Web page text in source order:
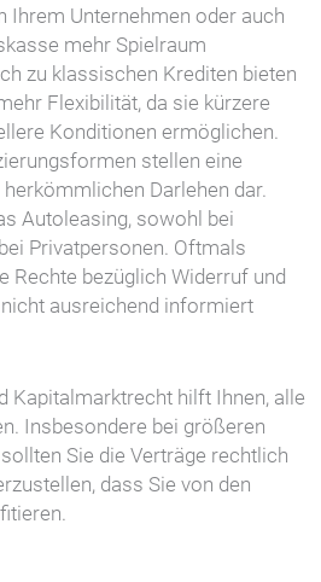
Ihrem Unternehmen oder auch
mehr Spielraum
zu klassischen Krediten bieten
Flexibilität, da sie kürzere
Konditionen ermöglichen.
stellen eine
Darlehen dar.
Autoleasing, sowohl bei
Privatpersonen. Oftmals
Rechte bezüglich Widerruf und
ausreichend informiert
Kapitalmarktrecht hilft Ihnen, alle
Insbesondere bei größeren
Sie die Verträge rechtlich
dass Sie von den